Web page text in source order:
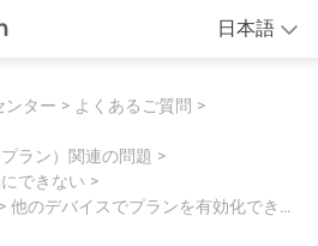
日本語
ンター
よくあるご質問
ラン）関連の問題
できない
他のデバイスでプランを有効化できない